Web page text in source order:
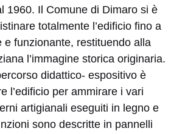
1960. Il Comune di Dimaro si è
totalmente l’edificio fino a
e funzionante, restituendo alla
l’immagine storica originaria.
didattico- espositivo è
l’edificio per ammirare i vari
artigianali eseguiti in legno e
sono descritte in pannelli